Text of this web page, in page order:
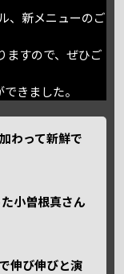
、新メニューのご
ますので、ぜひご
できました。
わって新鮮で
小曽根真さん
伸び伸びと演